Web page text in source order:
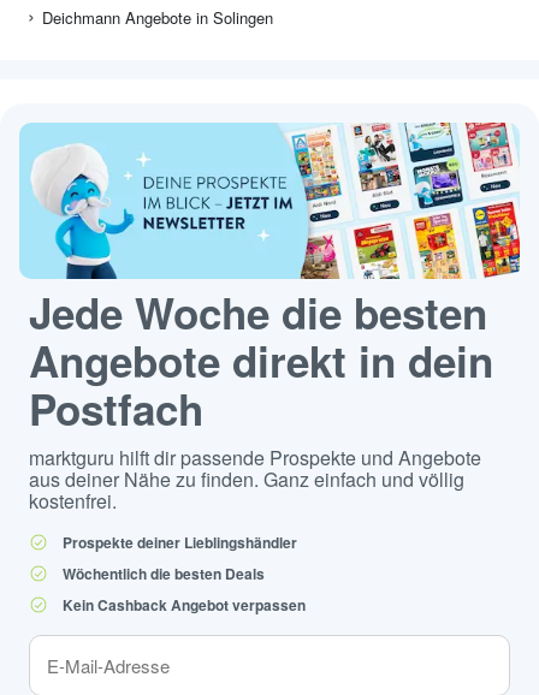
Deichmann Angebote in Solingen
Jede Woche die besten
Angebote direkt in dein
Postfach
marktguru hilft dir passende Prospekte und Angebote
aus deiner Nähe zu finden. Ganz einfach und völlig
kostenfrei.
Prospekte deiner Lieblingshändler
Wöchentlich die besten Deals
Kein Cashback Angebot verpassen